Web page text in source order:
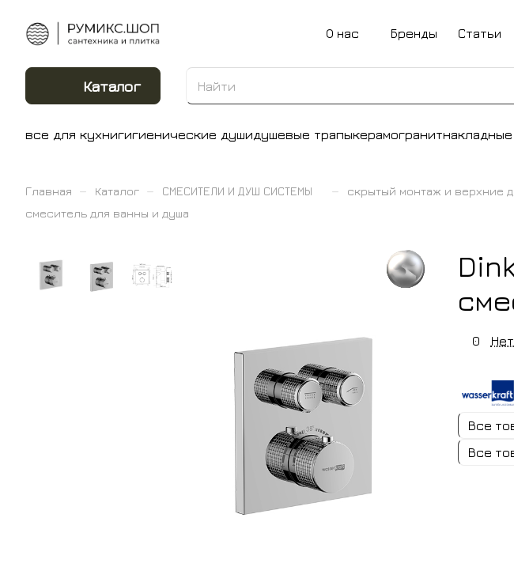
О нас Бренды Статьи
Каталог
все для кухнигигиенические душидушевые трапыкерамогранит
Главная – Каталог – СМЕСИТЕЛИ И ДУШ СИСТЕМЫ – скрытый монтаж и верхние
смеситель для ванны и душа
0
Все
Все